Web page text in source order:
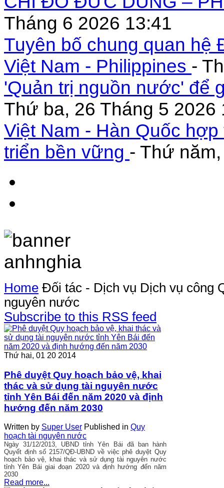
Tháng 6 2026 13:41
Tuyên bố chung quan
Việt Nam - Philippines -
'Quản trị nguồn nước' để
Thứ ba, 26 Tháng 5 2026
Việt Nam - Hàn Quốc
triển bền vững - Thứ
Home Đối tác - Dịch vụ Dịch vụ công
nguyên nước
Subscribe to this RSS feed
Thứ hai, 01 20 2014
Phê duyệt Quy hoạch bảo vệ, khai
thác và sử dụng tài nguyên nước
tỉnh Yên Bái đến năm 2020 và định
hướng đến năm 2030
Written by Super User Published in Quy
hoạch tài nguyên nước
Ngày 31/12/2013, UBND tỉnh Yên Bái đã ban hành
Quyết định số 2157/QĐ-UBND về việcphê duyệt Quy
hoạch bảo vệ, khai thác và sử dụng tài nguyên nước
tỉnh Yên Bái giai đoạn 2020 và định hướng đến năm
2030
Read more...